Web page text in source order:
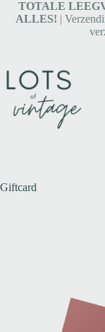
TOTALE
ALLES! |
Giftcard